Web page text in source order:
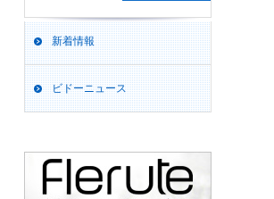
新着情報
ビドーニュース